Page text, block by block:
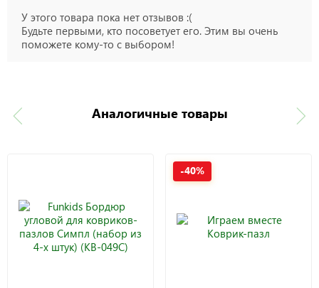
У этого товара пока нет отзывов :(
Будьте первыми, кто посоветует его. Этим вы очень
поможете кому-то с выбором!
Аналогичные товары
-40%